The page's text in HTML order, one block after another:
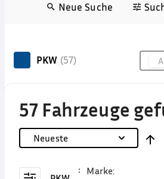
Neue Suche
PKW (57)
57 Fahrzeuge
Neueste
Marke: